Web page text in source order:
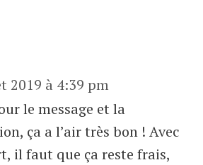
2019 à 4:39 pm
le message et la
ça a l’air très bon ! Avec
il faut que ça reste frais,